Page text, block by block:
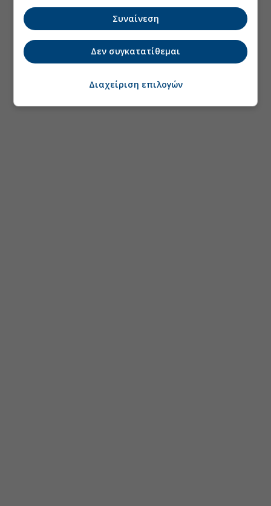
Συναίνεση
Δεν συγκατατίθεμαι
Διαχείριση επιλογών